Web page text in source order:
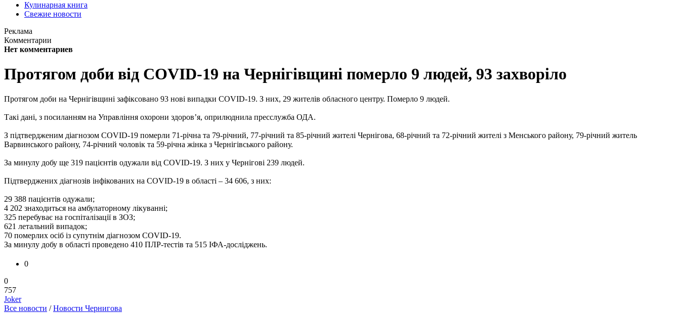
Кулинарная книга
Свежие новости
Реклама
Комментарии
Нет комментариев
Протягом доби від COVID-19 на Чернігівщині померло 9 людей, 93 захворіло
Протягом доби на Чернігівщині зафіксовано 93 нові випадки COVID-19. З них, 29 жителів обласного центру. Померло 9 людей.
Такі дані, з посиланням на Управління охорони здоров’я, оприлюднила пресслужба ОДА.
З підтвердженим діагнозом COVID-19 померли 71-річна та 79-річний, 77-річний та 85-річний жителі Чернігова, 68-річний та 72-річний жителі з Менського району, 79-річний житель
Варвинського району, 74-річний чоловік та 59-річна жінка з Чернігівського району.
За минулу добу ще 319 пацієнтів одужали від COVID-19. З них у Чернігові 239 людей.
Підтверджених діагнозів інфікованих на COVID-19 в області – 34 606, з них:
29 388 пацієнтів одужали;
4 202 знаходиться на амбулаторному лікуванні;
325 перебуває на госпіталізації в ЗОЗ;
621 летальний випадок;
70 померлих осіб із супутнім діагнозом COVID-19.
За минулу добу в області проведено 410 ПЛР-тестів та 515 ІФА-досліджень.
0
0
757
Joker
Все новости /Новости Чернигова